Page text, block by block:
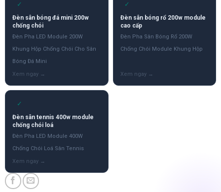
✓
Đèn sân bóng đá mini 200w
chống chói
Đèn Pha LED Module 200W
Khung Hộp Chống Chói Cho Sân
Bóng Đá Mini
✓
Đèn sân bóng rổ 200w module
cao cấp
Đèn Pha Sân Bóng Rổ 200W
Chống Chói Module Khung Hộp
✓
Đèn sân tennis 400w module
chống chói loá
Đèn Pha LED Module 400W
Chống Chói Loá Sân Tennis